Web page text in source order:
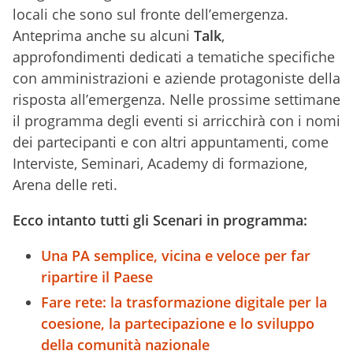
locali che sono sul fronte dell’emergenza.
Anteprima anche su alcuni Talk,
approfondimenti dedicati a tematiche specifiche
con amministrazioni e aziende protagoniste della
risposta all’emergenza. Nelle prossime settimane
il programma degli eventi si arricchirà con i nomi
dei partecipanti e con altri appuntamenti, come
Interviste, Seminari, Academy di formazione,
Arena delle reti.
Ecco intanto tutti gli Scenari in programma:
Una PA semplice, vicina e veloce per far
ripartire il Paese
Fare rete: la trasformazione digitale per la
coesione, la partecipazione e lo sviluppo
della comunità nazionale